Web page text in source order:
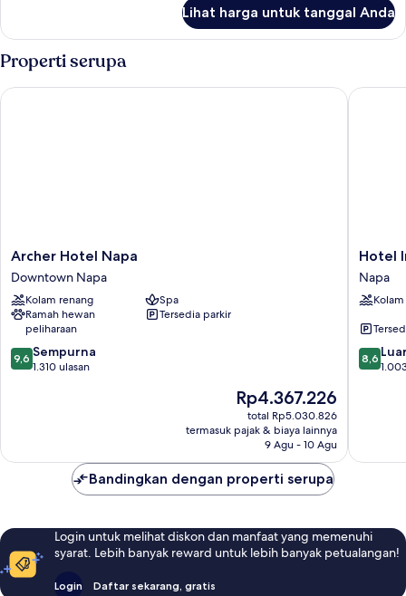
Kamar
Lihat harga untuk tanggal Anda
Properti serupa
Archer
Hotel
Napa
Downtown
Napa
Archer Hotel Napa
Downtown Napa
Kolam renang
Spa
Ramah hewan
peliharaan
Tersedia parkir
9.6
dari
9,6 Sempurna
1.310 ulasan
Harga
sekarang
Rp4.367.226
Rp4.367.226
total Rp5.030.826
termasuk pajak & biaya lainnya
9 Agu - 10 Agu
Archer Hotel Napa
Hotel
Indigo
Napa
Valley
IHG
Napa
Hotel
Napa
8.6
dari
8,6
Hotel
Bandingkan dengan properti serupa
Login untuk melihat diskon dan manfaat yang memenuhi
syarat. Lebih banyak reward untuk lebih banyak petualangan!
Login Daftar sekarang, gratis